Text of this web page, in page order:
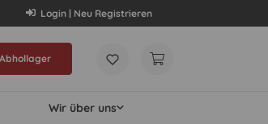
Login | Neu Registrieren
Wir über uns